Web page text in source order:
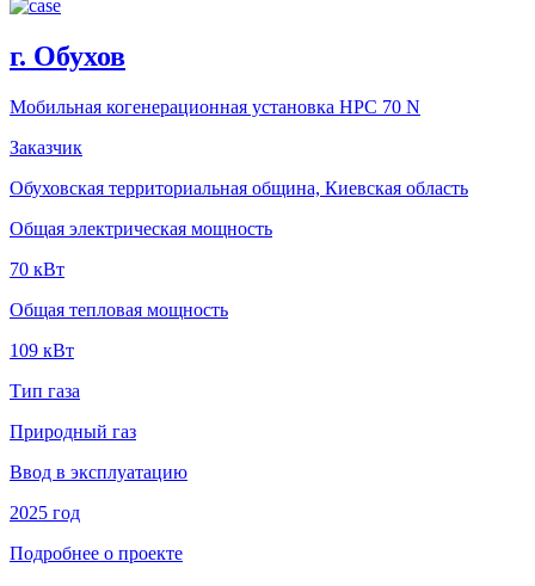
г. Обухов
Мобильная когенерационная установка HPC 70 N
Заказчик
Обуховская территориальная община, Киевская область
Общая электрическая мощность
70 кВт
Общая тепловая мощность
109 кВт
Тип газа
Природный газ
Ввод в эксплуатацию
2025 год
Подробнее о проекте